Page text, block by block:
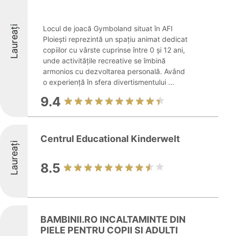
Laureați
Locul de joacă Gymboland situat în AFI
Ploiești reprezintă un spațiu animat dedicat
copiilor cu vârste cuprinse între 0 și 12 ani,
unde activitățile recreative se îmbină
armonios cu dezvoltarea personală. Având
o experiență în sfera divertismentului ...
9.4
Laureați
Centrul Educational Kinderwelt
8.5
BAMBINII.RO INCALTAMINTE DIN
PIELE PENTRU COPII SI ADULTI